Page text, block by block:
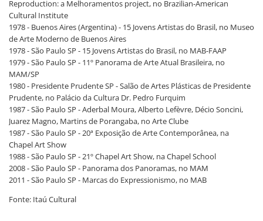
Reproduction: a Melhoramentos project, no Brazilian-American
Cultural Institute
1978 - Buenos Aires (Argentina) - 15 Jovens Artistas do Brasil, no Museo
de Arte Moderno de Buenos Aires
1978 - São Paulo SP - 15 Jovens Artistas do Brasil, no MAB-FAAP
1979 - São Paulo SP - 11º Panorama de Arte Atual Brasileira, no
MAM/SP
1980 - Presidente Prudente SP - Salão de Artes Plásticas de Presidente
Prudente, no Palácio da Cultura Dr. Pedro Furquim
1987 - São Paulo SP - Aderbal Moura, Alberto Lefèvre, Décio Soncini,
Juarez Magno, Martins de Porangaba, no Arte Clube
1987 - São Paulo SP - 20ª Exposição de Arte Contemporânea, na
Chapel Art Show
1988 - São Paulo SP - 21º Chapel Art Show, na Chapel School
2008 - São Paulo SP - Panorama dos Panoramas, no MAM
2011 - São Paulo SP - Marcas do Expressionismo, no MAB
Fonte: Itaú Cultural